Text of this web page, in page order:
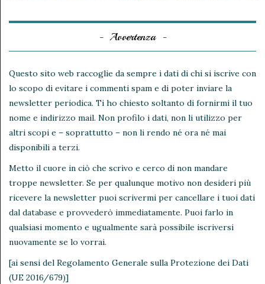
Avvertenza
Questo sito web raccoglie da sempre i dati di chi si iscrive con
lo scopo di evitare i commenti spam e di poter inviare la
newsletter periodica. Ti ho chiesto soltanto di fornirmi il tuo
nome e indirizzo mail. Non profilo i dati, non li utilizzo per
altri scopi e – soprattutto – non li rendo né ora né mai
disponibili a terzi.
Metto il cuore in ciò che scrivo e cerco di non mandare
troppe newsletter. Se per qualunque motivo non desideri più
ricevere la newsletter puoi scrivermi per cancellare i tuoi dati
dal database e provvederò immediatamente. Puoi farlo in
qualsiasi momento e ugualmente sarà possibile iscriversi
nuovamente se lo vorrai.
[ai sensi del Regolamento Generale sulla Protezione dei Dati
(UE 2016/679)]